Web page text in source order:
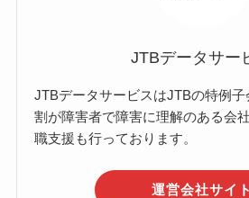
JTBデータサー
JTBデータサービスはJTBの特例子
割が障害者で障害に理解のある会
職支援も行っております。
運営会社サイト